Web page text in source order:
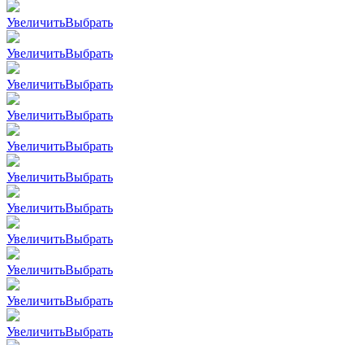
УвеличитьВыбрать
УвеличитьВыбрать
УвеличитьВыбрать
УвеличитьВыбрать
УвеличитьВыбрать
УвеличитьВыбрать
УвеличитьВыбрать
УвеличитьВыбрать
УвеличитьВыбрать
УвеличитьВыбрать
УвеличитьВыбрать